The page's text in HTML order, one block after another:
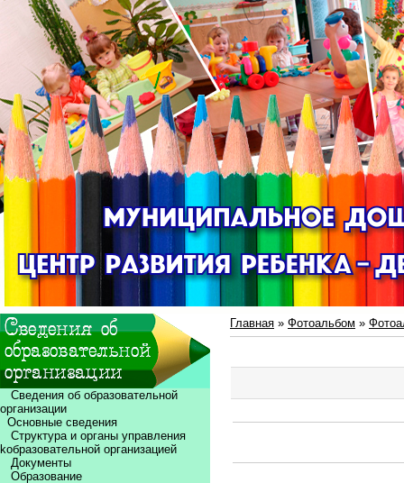
Сведения об образовательной
организации
Основные сведения
Структура и органы управления
kобразовательной организацией
Документы
Образование
Главная » Фотоальбом »